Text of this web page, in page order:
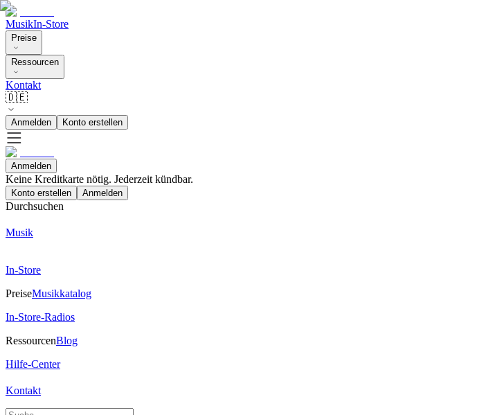
MusikIn-Store
Preise
Ressourcen
Kontakt
🇩🇪
Anmelden Konto erstellen
Anmelden
Keine Kreditkarte nötig. Jederzeit kündbar.
Konto erstellen Anmelden
Durchsuchen
Musik
In-Store
PreiseMusikkatalog
In-Store-Radios
RessourcenBlog
Hilfe-Center
Kontakt